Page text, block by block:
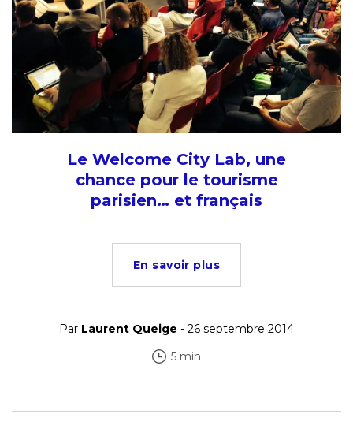
Le Welcome City Lab, une
chance pour le tourisme
parisien… et français
En savoir plus
Par Laurent Queige - 26 septembre 2014
5 min